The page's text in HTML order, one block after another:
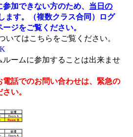
加できない方のため、 当日の
ます。（複数クラス合同）ログ
ジをご覧ください。
いてはこちらをご覧ください。
ームに参加することは出来ませ
話でのお問い合わせは、緊急の
い。